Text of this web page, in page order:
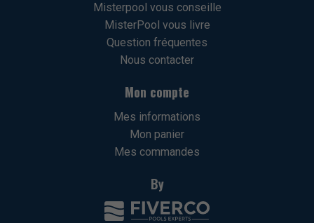
Misterpool vous conseille
MisterPool vous livre
Question fréquentes
Nous contacter
Mon compte
Mes informations
Mon panier
Mes commandes
By